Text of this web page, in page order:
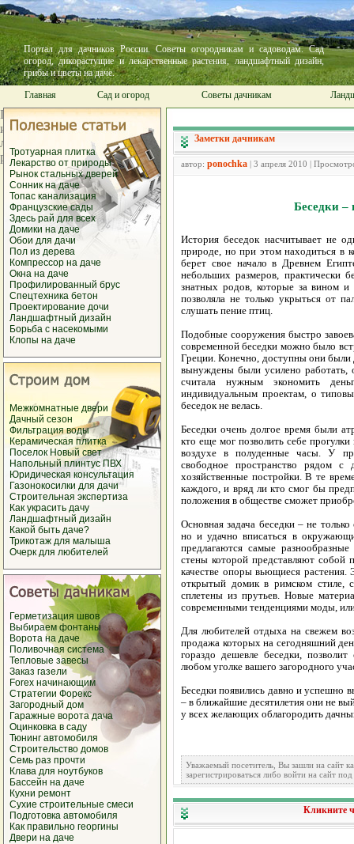
Портал для дачников России. Советы огородникам и садоводам. Сад
огород, дикорастущие и лекарственные растения, ландшафтный дизайн,
грибы и цветы на даче.
Главная
Сад и огород Советы дачникам
Тротуарная плитка
Лекарство от природы
Рынок стальных дверей
Сонник на даче
Топас канализация
Французские сады
Здесь рай для всех
Домики на даче
Обои для дачи
Пол из дерева
Компрессор на даче
Окна на даче
Профилированный брус
Спецтехника бетон
Проектирование дочи
Ландшафтный дизайн
Борьба с насекомыми
Клопы на даче
Межкомнатные двери
Дачный сезон
Фильтрация воды
Керамическая плитка
Поселок Новый свет
Напольный плинтус ПВХ
Юридическая консультация
Газонокосилки для дачи
Строительная экспертиза
Как украсить дачу
Ландшафтный дизайн
Какой быть даче?
Трикотаж для малыша
Очерк для любителей
Герметизация швов
Выбираем фонтаны
Ворота на даче
Поливочная система
Тепловые завесы
Заказ газели
Forex начинающим
Стратегии Форекс
Загородный дом
Гаражные ворота дача
Оцинковка в саду
Тюнинг автомобиля
Строительство домов
Семь раз прочти
Клава для ноутбуков
Бассейн на даче
Кухни ремонт
Сухие строительные смеси
Подготовка автомобиля
Как правильно георгины
Двери на даче
Заметки дачникам
автор: ponochka | 3 апреля 2010 |
Беседки –
История беседок насчитывает не
природе, но при этом находиться в
берет свое начало в Древнем
небольших размеров, практически
знатных родов, которые за вином и
позволяла не только укрыться от
слушать пение птиц.
Подобные сооружения быстро
современной беседки можно было
Греции. Конечно, доступны они были
вынуждены были усилено
считала нужным экономить
индивидуальным проектам, о
беседок не велась.
Беседки очень долгое время были
кто еще мог позволить себе
воздухе в полуденные часы. У
свободное пространство рядом
хозяйственные постройки. В те
каждого, и вряд ли кто смог бы
положения в обществе сможет
Основная задача беседки – не
но и удачно вписаться в
предлагаются самые
стены которой представляют собой
качестве опоры вьющиеся растения.
открытый домик в римском стиле,
сплетены из прутьев. Новые
современными тенденциями моды,
Для любителей отдыха на свежем
продажа которых на сегодняшний
гораздо дешевле беседки,
любом уголке вашего загородного
Беседки появились давно и успешно
– в ближайшие десятилетия они не
у всех желающих облагородить
Уважаемый посетитель, Вы зашли на сайт
зарегистрироваться либо войти на сайт
Кликните